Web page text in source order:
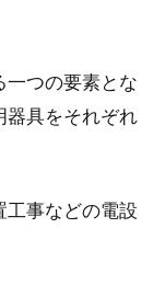
みよう
カ、コツコツと音が
くつろげないとイラ
一つの要素とな
器具をそれぞれ
工事などの電設